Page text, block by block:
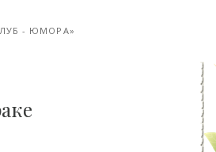
- ЮМОРА»